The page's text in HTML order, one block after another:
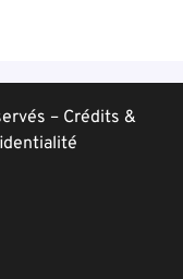
– Crédits &